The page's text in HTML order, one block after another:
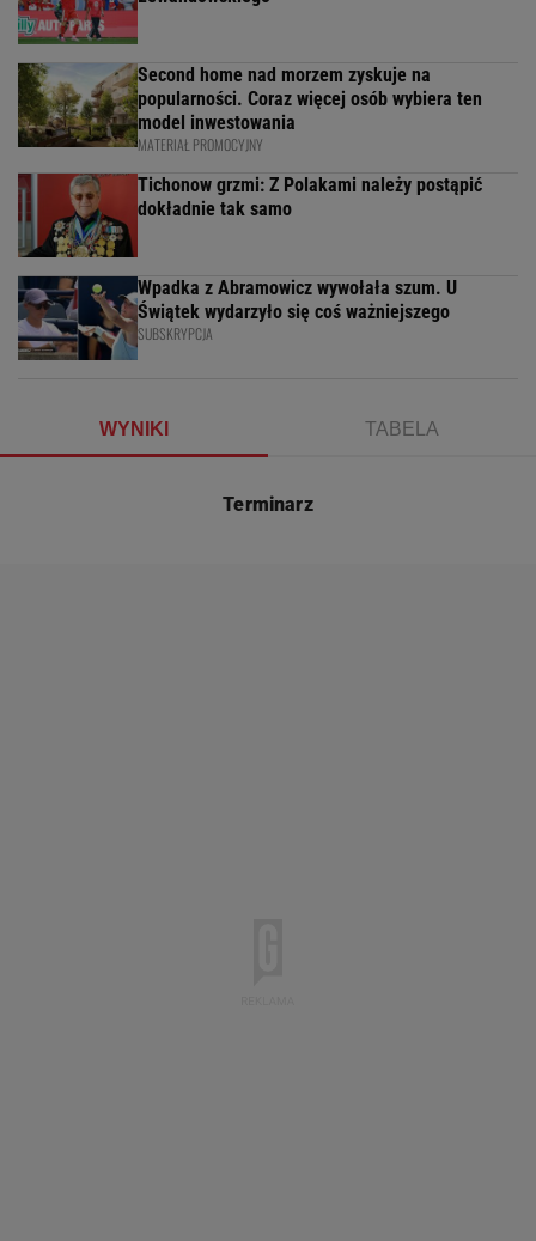
Second home nad morzem zyskuje na
popularności. Coraz więcej osób wybiera ten
model inwestowania
MATERIAŁ PROMOCYJNY
Tichonow grzmi: Z Polakami należy postąpić
dokładnie tak samo
Wpadka z Abramowicz wywołała szum. U
Świątek wydarzyło się coś ważniejszego
SUBSKRYPCJA
WYNIKI TABELA
Terminarz